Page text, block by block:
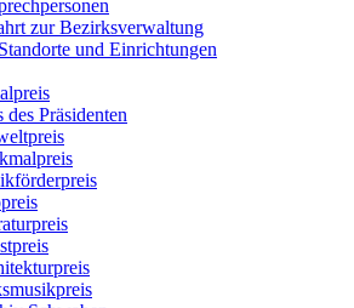
zur Bezirksverwaltung
und Einrichtungen
des Präsidenten